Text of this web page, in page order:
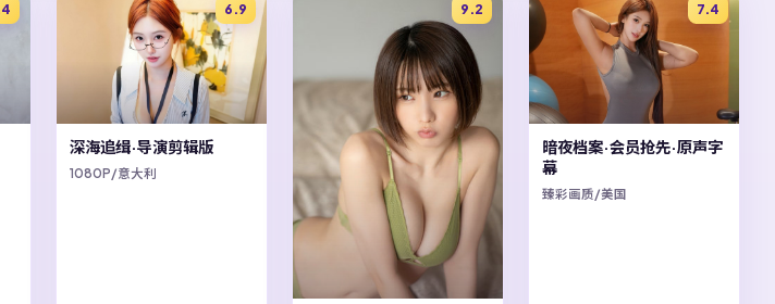
6.9
深海追缉·导演剪辑版
1080P/意大利
9.2 7.4
暗夜档案·会员抢先·原声字
幕
臻彩画质/美国